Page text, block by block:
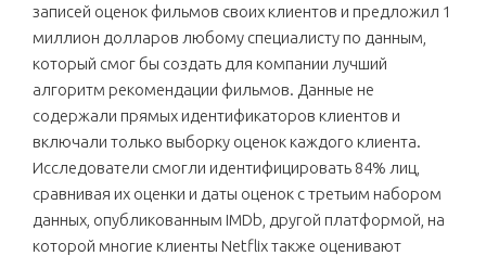
записей оценок фильмов своих клиентов и предложил 1
миллион долларов любому специалисту по данным,
который смог бы создать для компании лучший
алгоритм рекомендации фильмов. Данные не
содержали прямых идентификаторов клиентов и
включали только выборку оценок каждого клиента.
Исследователи смогли идентифицировать 84% лиц,
сравнивая их оценки и даты оценок с третьим набором
данных, опубликованным IMDb, другой платформой, на
которой многие клиенты Netflix также оценивают